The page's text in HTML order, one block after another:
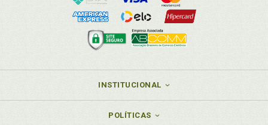
INSTITUCIONAL
POLÍTICAS